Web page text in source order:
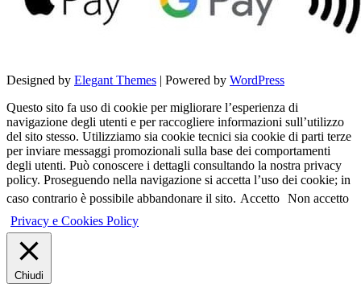
Designed by Elegant Themes | Powered by WordPress
Questo sito fa uso di cookie per migliorare l’esperienza di
navigazione degli utenti e per raccogliere informazioni sull’utilizzo
del sito stesso. Utilizziamo sia cookie tecnici sia cookie di parti terze
per inviare messaggi promozionali sulla base dei comportamenti
degli utenti. Può conoscere i dettagli consultando la nostra privacy
policy. Proseguendo nella navigazione si accetta l’uso dei cookie; in
caso contrario è possibile abbandonare il sito. Accetto Non accetto
Privacy e Cookies Policy
Chiudi